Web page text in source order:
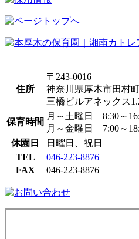
住所
〒243-0016
神奈川県厚木市田村
三橋ビルアネックス
保育時間
月～土曜日 8:30～
月～金曜日 7:00～
休園日
日曜日、祝日
TEL
046-223-8876
FAX
046-223-8876